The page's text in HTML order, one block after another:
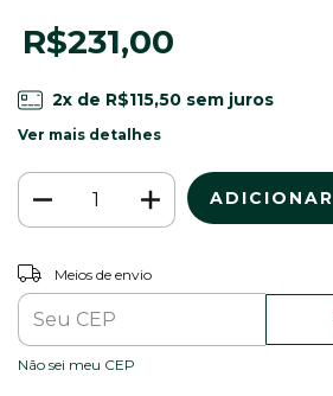
R$231,00
2x de R$115,50sem juros
Ver mais detalhes
Entregas para o CEP:
Meios de envio
Não sei meu CEP